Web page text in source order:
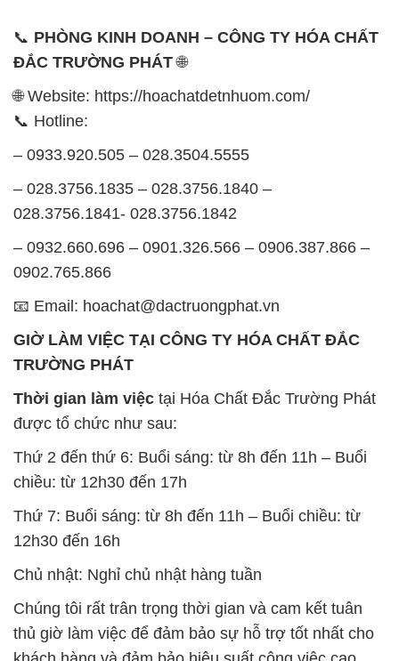
📞 PHÒNG KINH DOANH – CÔNG TY HÓA CHẤT
ĐẮC TRƯỜNG PHÁT🌐
🌐 Website: https://hoachatdetnhuom.com/
📞 Hotline:
– 0933.920.505 – 028.3504.5555
– 028.3756.1835 – 028.3756.1840 –
028.3756.1841- 028.3756.1842
– 0932.660.696 – 0901.326.566 – 0906.387.866 –
0902.765.866
📧 Email: hoachat@dactruongphat.vn
GIỜ LÀM VIỆC TẠI CÔNG TY HÓA CHẤT ĐẮC
TRƯỜNG PHÁT
Thời gian làm việc tại Hóa Chất Đắc Trường Phát
được tổ chức như sau:
Thứ 2 đến thứ 6: Buổi sáng: từ 8h đến 11h – Buổi
chiều: từ 12h30 đến 17h
Thứ 7: Buổi sáng: từ 8h đến 11h – Buổi chiều: từ
12h30 đến 16h
Chủ nhật: Nghỉ chủ nhật hàng tuần
Chúng tôi rất trân trọng thời gian và cam kết tuân
thủ giờ làm việc để đảm bảo sự hỗ trợ tốt nhất cho